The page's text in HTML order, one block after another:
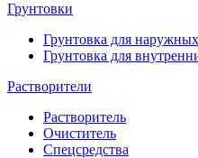
Грунтовки
Грунтовка для
Грунтовка для
Растворители
Растворитель
Очиститель
Спецсредства